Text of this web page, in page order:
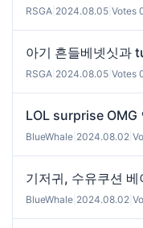
RSGA 2024.08.05 Votes
아기 흔들베넷싯과
RSGA 2024.08.05 Votes
LOL surprise OMG
BlueWhale 2024.08.02
기저귀, 수유쿠션
BlueWhale 2024.08.02